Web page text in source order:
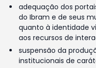
adequação dos
do Ibram e de seus
quanto à identidade
aos recursos de
suspensão da
institucionais de